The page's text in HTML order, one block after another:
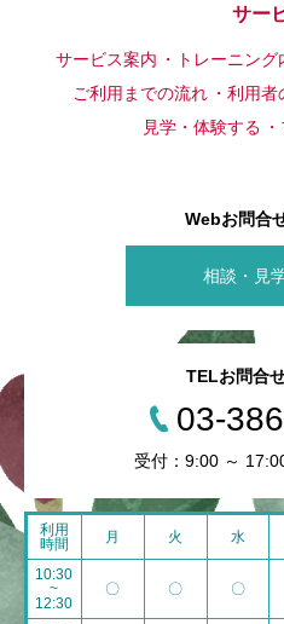
サー
サービス案内 トレーニング
ご利用までの流れ
利用者
見学・体験する
Webお問合
相談・見
TELお問合
03-
受付：9:00 ～
利用
時間
月 火 水
10:30
~
12:30
〇 〇 〇